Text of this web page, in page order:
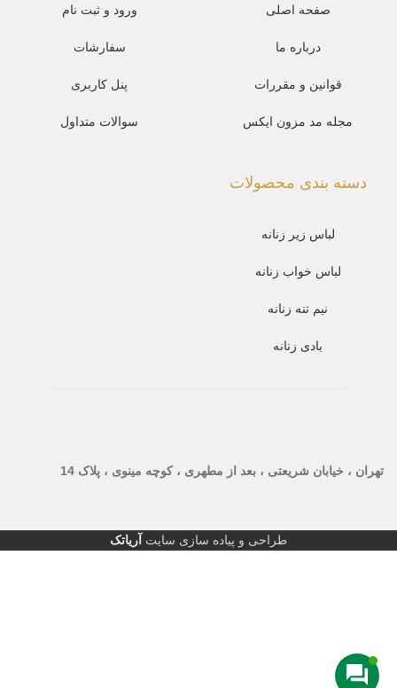
صفحه اصلی
درباره ما
قوانین و مقررات
مجله مد مزون ایکس
ورود و ثبت نام
سفارشات
پنل کاربری
سوالات متداول
دسته بندی محصولات
لباس زیر زنانه
لباس خواب زنانه
نیم تنه زنانه
بادی زنانه
تهران ، خیابان شریعتی ، بعد از مطهری ، کوچه مینوی ، پلاک 14
طراحی و پیاده سازی سایت آریاتک